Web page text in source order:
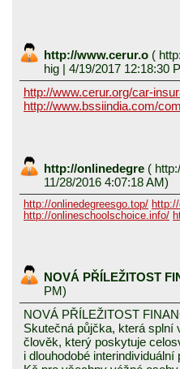
http://www.cerur.o (
hig | 4/19/2017 12:18:30
http://www.cerur.org/car-
http://www.bssiindia.com/
http://onlinedegre (
11/28/2016 4:07:18 AM)
http://onlinedegreesgo.top/
http://onlineschoolschoice.info/
NOVÁ PŘÍLEŽITOST
PM)
NOVÁ PŘÍLEŽITOST
Skutečná půjčka, která
člověk, který poskytuje
i dlouhodobé